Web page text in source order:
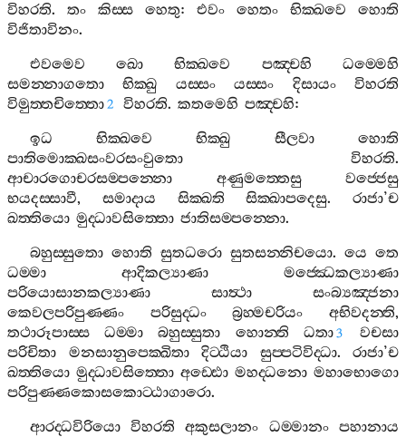
විහරති. තං කිස‍්ස හෙතු:එවං හෙතං භික‍්ඛවෙ
හොති
විජිතාවිනං.
එවමෙව
ඛො භික‍්ඛවෙ පඤ‍්චහි
ධම‍්මෙහි
සමන‍්නාගතො
භික‍්ඛු යස‍්සං යස‍්සං දිසායං
විහරති
විමුත‍්තචිත‍්තො2 විහරති. කතමෙහි පඤ‍්චහි:
ඉධ
භික‍්ඛවෙ භික‍්ඛු සීලවා
හොති
පාතිමොක‍්ඛසංවරසංවුතො
විහරති.
ආචාරගොචරසම‍්පන‍්නො
අණුමත‍්තෙසු
වජ‍්ජෙසු
භයදස‍්සාවී, සමාදාය සික‍්ඛති සික‍්ඛාපදෙසු. රාජා’ච
ඛත‍්තියො මුද‍්ධාවසිත‍්තො ජාතිසම‍්පන‍්නො.
බහුස‍්සුතො හොති සුතධරො සුතසන‍්නිචයො. යෙ තෙ
ධම‍්මා
ආදිකල්‍යාණා
මජ‍්ඣෙකල්‍යාණා
පරියොසානකල්‍යාණා
සාත්‍ථා
සංබ්‍යඤ‍්ජනා
කෙවලපරිපුණ‍්ණං
පරිසුද‍්ධං බ්‍රහ‍්මචරියං අභිවදන‍්ති,
තථාරූපාස‍්ස
ධම‍්මා බහුස‍්සුතා හොන‍්ති ධතා3
වචසා
පරිචිතා
මනසානුපෙක‍්ඛිතා දිට‍්ඨියා සුප‍්පටිවිද‍්ධා. රාජා’ච
ඛත‍්තියො මුද‍්ධාවසිත‍්තො අඩ‍්ඪො මහද‍්ධනො මහාභොගො
පරිපුණ‍්ණකොසකොට‍්ඨාගාරො.
ආරද‍්ධවිරියො විහරති අකුසලානං ධම‍්මානං පහානාය